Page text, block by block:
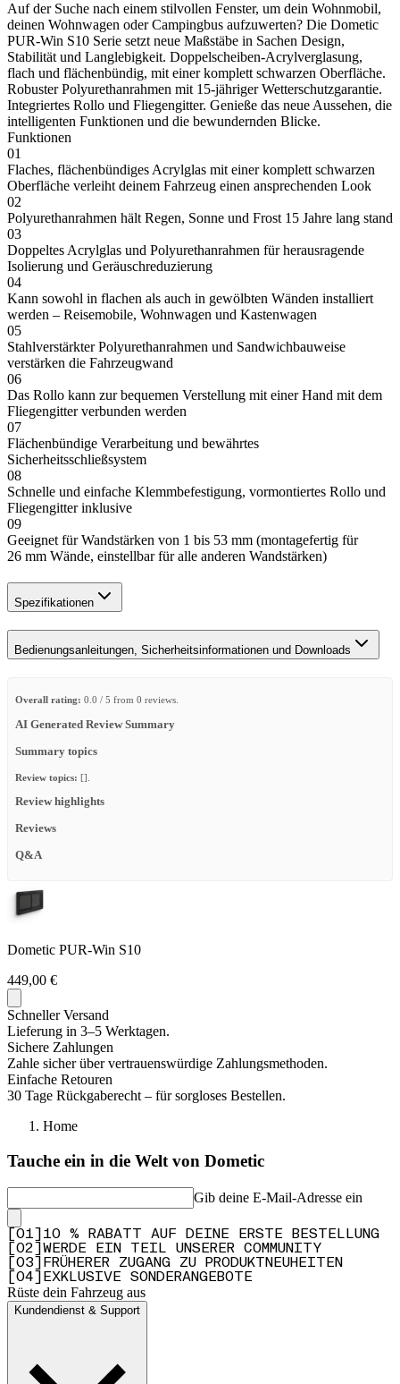
Auf der Suche nach einem stilvollen Fenster, um dein Wohnmobil,
deinen Wohnwagen oder Campingbus aufzuwerten? Die Dometic
PUR-Win S10 Serie setzt neue Maßstäbe in Sachen Design,
Stabilität und Langlebigkeit. Doppelscheiben-Acrylverglasung,
flach und flächenbündig, mit einer komplett schwarzen Oberfläche.
Robuster Polyurethanrahmen mit 15-jähriger Wetterschutzgarantie.
Integriertes Rollo und Fliegengitter. Genieße das neue Aussehen, die
intelligenten Funktionen und die bewundernden Blicke.
Funktionen
01
Flaches, flächenbündiges Acrylglas mit einer komplett schwarzen
Oberfläche verleiht deinem Fahrzeug einen ansprechenden Look
02
Polyurethanrahmen hält Regen, Sonne und Frost 15 Jahre lang stand
03
Doppeltes Acrylglas und Polyurethanrahmen für herausragende
Isolierung und Geräuschreduzierung
04
Kann sowohl in flachen als auch in gewölbten Wänden installiert
werden – Reisemobile, Wohnwagen und Kastenwagen
05
Stahlverstärkter Polyurethanrahmen und Sandwichbauweise
verstärken die Fahrzeugwand
06
Das Rollo kann zur bequemen Verstellung mit einer Hand mit dem
Fliegengitter verbunden werden
07
Flächenbündige Verarbeitung und bewährtes
Sicherheitsschließsystem
08
Schnelle und einfache Klemmbefestigung, vormontiertes Rollo und
Fliegengitter inklusive
09
Geeignet für Wandstärken von 1 bis 53 mm (montagefertig für
26 mm Wände, einstellbar für alle anderen Wandstärken)
Spezifikationen
Bedienungsanleitungen, Sicherheitsinformationen und Downloads
Overall rating: 0.0 / 5 from 0 reviews.
AI Generated Review Summary
Summary topics
Review topics: [].
Review highlights
Reviews
Q&A
Dometic PUR-Win S10
449,00 €
Schneller Versand
Lieferung in 3–5 Werktagen.
Sichere Zahlungen
Zahle sicher über vertrauenswürdige Zahlungsmethoden.
Einfache Retouren
30 Tage Rückgaberecht – für sorgloses Bestellen.
Home
Tauche ein in die Welt von Dometic
Gib deine E-Mail-Adresse ein
01
10 % RABATT AUF DEINE ERSTE BESTELLUNG
02
WERDE EIN TEIL UNSERER COMMUNITY
03
FRÜHERER ZUGANG ZU PRODUKTNEUHEITEN
04 EXKLUSIVE SONDERANGEBOTE
Rüste dein Fahrzeug aus
Kundendienst & Support